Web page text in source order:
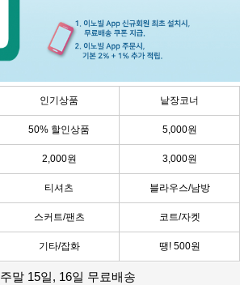
인기상품 낱장코너
50% 할인상품 5,000원
2,000원 3,000원
티셔츠 블라우스/남방
스커트/팬츠 코트/자켓
기타/잡화 땡! 500원
주말 15일, 16일 무료배송